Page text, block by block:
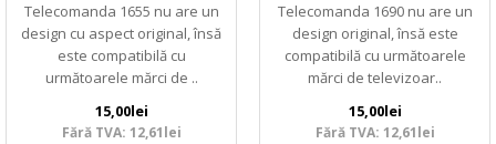
Telecomanda 1655 nu are un
design cu aspect original, însă
este compatibilă cu
următoarele mărci de ..
15,00lei
Fără TVA: 12,61lei
Telecomanda 1690 nu are un
design original, însă este
compatibilă cu următoarele
mărci de televizoar..
15,00lei
Fără TVA: 12,61lei